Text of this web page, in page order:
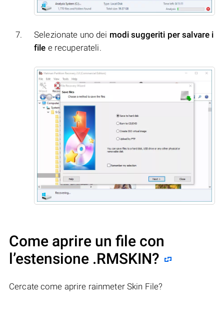
Selezionate uno dei modi suggeriti per salvare i
file e recuperateli.
Come aprire un file con
l’estensione .RMSKIN?
Cercate come aprire rainmeter Skin File?